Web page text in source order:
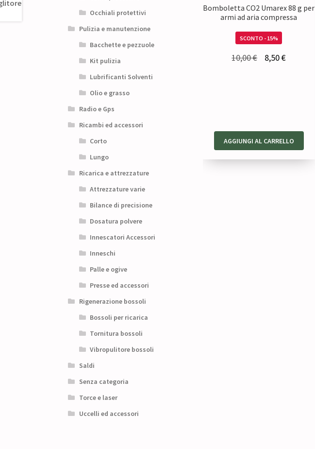
Bomboletta CO2 Umarex 88 g per
armi ad aria compressa
SCONTO - 15%
10,00€ 8,50€
AGGIUNGI AL CARRELLO
Occhiali protettivi
Pulizia e manutenzione
Bacchette e pezzuole
Kit pulizia
Lubrificanti Solventi
Olio e grasso
Radio e Gps
Ricambi ed accessori
Corto
Lungo
Ricarica e attrezzature
Attrezzature varie
Bilance di precisione
Dosatura polvere
Innescatori Accessori
Inneschi
Palle e ogive
Presse ed accessori
Rigenerazione bossoli
Bossoli per ricarica
Tornitura bossoli
Vibropulitore bossoli
Saldi
Senza categoria
Torce e laser
Uccelli ed accessori